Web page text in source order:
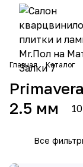
Главная Каталог
2.5 мм
10
Все